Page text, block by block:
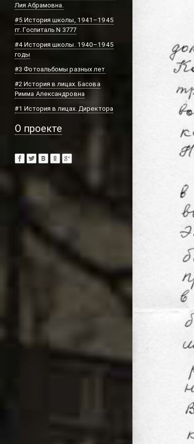
Лия Абрамовна.
#5 История школы, 1941–1945
гг. Госпиталь N 3777
#4 История школы. 1940–1945
годы
#3 Фотоальбомы разных лет
#2 История в лицах. Басова
Римма Александровна
#1 История в лицах. Директора
О проекте